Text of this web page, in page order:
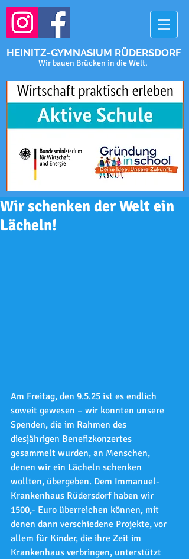
HEINITZ-GYMNASIUM RÜDERSDORF
Wir bauen Brücken in die Welt.
Wir schenken der Welt ein
Lächeln!
Am Freitag, den 9.5.25 ist es endlich
soweit gewesen – wir konnten unsere
Spenden, die im Rahmen des
diesjährigen Benefizkonzertes
gesammelt wurden, an Menschen,
denen wir ein Lächeln schenken
wollten, übergeben. Dem Immanuel-
Krankenhaus Rüdersdorf haben wir
1500,- Euro überreichen können, mit
denen dann verschiedene Projekte, vor
allem für Kinder, die ihre Zeit im
Krankenhaus verbringen, unterstützt